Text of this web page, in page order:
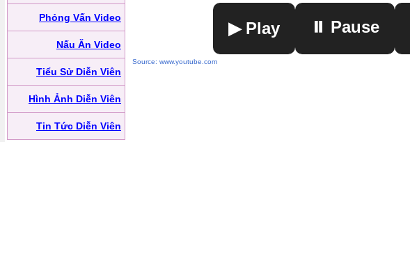
Phỏng Vấn Video
Nấu Ăn Video
Tiểu Sử Diễn Viên
Hình Ảnh Diễn Viên
Tin Tức Diễn Viên
▶ Play ⏸ Pause
Source: www.youtube.com